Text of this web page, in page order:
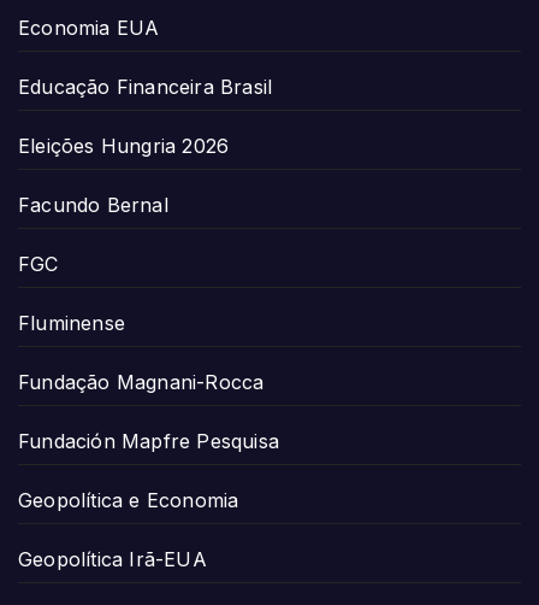
Economia EUA
Educação Financeira Brasil
Eleições Hungria 2026
Facundo Bernal
FGC
Fluminense
Fundação Magnani-Rocca
Fundación Mapfre Pesquisa
Geopolítica e Economia
Geopolítica Irã-EUA